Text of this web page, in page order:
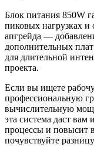
Блок питания 850W
пиковых нагрузках и
апгрейда —
дополнительных
для длительной
проекта.
Если вы ищете
профессиональную
вычислительную
эта система даст вам
процессы и повысит
почувствуйте